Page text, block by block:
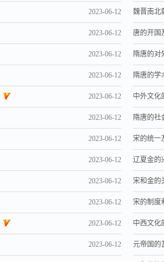
2023-06-12 魏晋南北
2023-06-12 唐的开国
2023-06-12 隋唐的对
2023-06-12 隋唐的学
2023-06-12 中外文化
2023-06-12 隋唐的社
2023-06-12 宋的统一
2023-06-12 辽夏金的
2023-06-12 宋和金的
2023-06-12 宋的制度
2023-06-12 中西文化
2023-06-12 元帝国的